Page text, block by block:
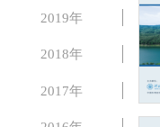
2019年
2018年
2017年